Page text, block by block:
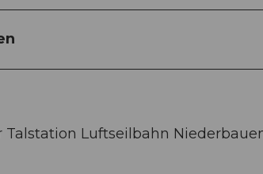
Talstation Luftseilbahn